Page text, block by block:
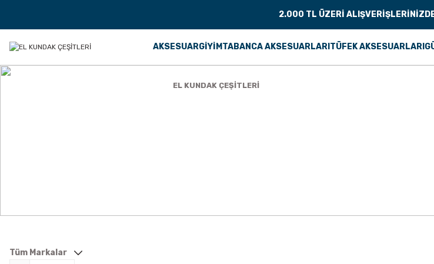
2.000 TL ÜZERİ
AKSESUARGİYİMTABANCA AKSESUARLARI TÜFEK AKSESUARLARI
EL KUNDAK ÇEŞİTLERİ
Tüm Markalar